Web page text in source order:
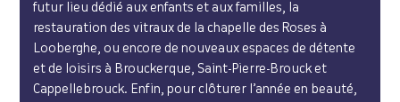
futur lieu dédié aux enfants et aux familles, la
restauration des vitraux de la chapelle des Roses à
Looberghe, ou encore de nouveaux espaces de détente
et de loisirs à Brouckerque, Saint-Pierre-Brouck et
Cappellebrouck. Enfin, pour clôturer l’année en beauté,